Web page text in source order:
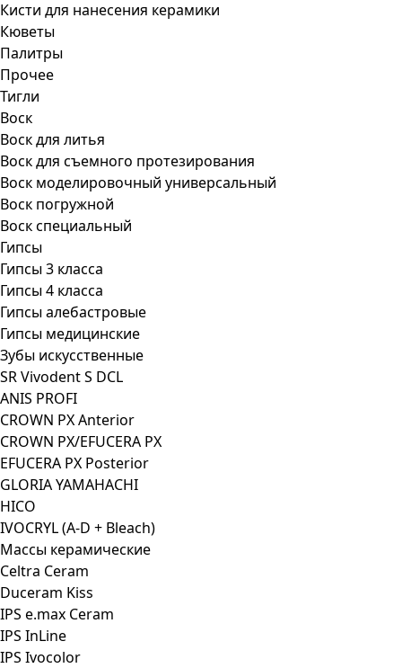
Кисти для нанесения керамики
Кюветы
Палитры
Прочее
Тигли
Воск
Воск для литья
Воск для съемного протезирования
Воск моделировочный универсальный
Воск погружной
Воск специальный
Гипсы
Гипсы 3 класса
Гипсы 4 класса
Гипсы алебастровые
Гипсы медицинские
Зубы искусственные
SR Vivodent S DCL
ANIS PROFI
CROWN PX Anterior
CROWN PX/EFUCERA PX
EFUCERA PX Posterior
GLORIA YAMAHACHI
HICO
IVOCRYL (A-D + Bleach)
Массы керамические
Celtra Ceram
Duceram Kiss
IPS e.max Ceram
IPS InLine
IPS Ivocolor